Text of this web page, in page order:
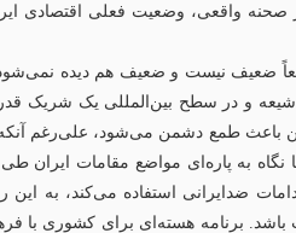
واقعی، وضعیت فعلی اقتصادی
ضعیف نیست و ضعیف هم دیده
و در سطح بین‌المللی یک شریک
باعث طمع دشمن می‌شود، علی‌رغم آنکه
نگاه به پاره‌ای مواضع مقامات ایران
ضدایرانی استفاده می‌کند، به این
باشد. برنامه هسته‌ای برای کشوری با